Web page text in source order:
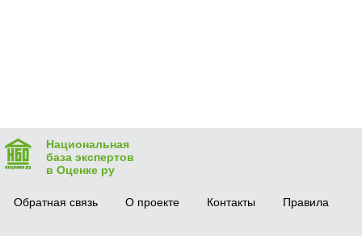
Национальная
база экспертов
в Оценке ру
Обратная связь О проекте Контакты Правила